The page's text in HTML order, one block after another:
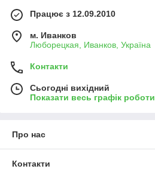
Працює з 12.09.2010
м. Иванков
Люборецкая, Иванков, Україна
Контакти
Сьогодні вихідний
Показати весь графік роботи
Про нас
Контакти